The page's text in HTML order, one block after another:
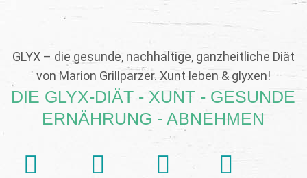
GLYX – die gesunde, nachhaltige, ganzheitliche Diät
von Marion Grillparzer. Xunt leben & glyxen!
DIE GLYX-DIÄT - XUNT - GESUNDE
ERNÄHRUNG - ABNEHMEN